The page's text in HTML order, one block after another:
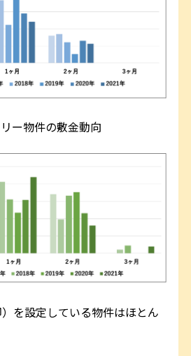
ー物件の敷金動向
を設定している物件はほとん